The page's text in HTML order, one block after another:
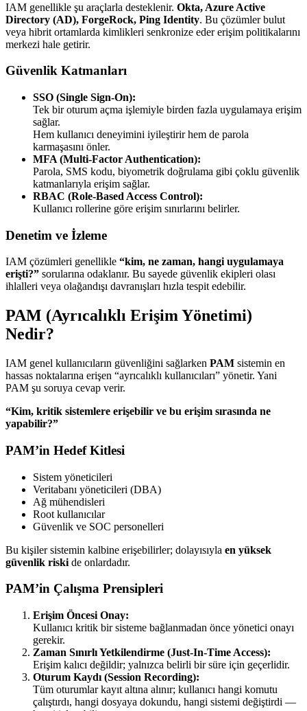
IAM genellikle şu araçlarla desteklenir. Okta, Azure Active
Directory (AD), ForgeRock, Ping Identity. Bu çözümler bulut
veya hibrit ortamlarda kimlikleri senkronize eder erişim politikalarını
merkezi hale getirir.
Güvenlik Katmanları
SSO (Single Sign-On):
Tek bir oturum açma işlemiyle birden fazla uygulamaya erişim
sağlar.
Hem kullanıcı deneyimini iyileştirir hem de parola
karmaşasını önler.
MFA (Multi-Factor Authentication):
Parola, SMS kodu, biyometrik doğrulama gibi çoklu güvenlik
katmanlarıyla erişim sağlar.
RBAC (Role-Based Access Control):
Kullanıcı rollerine göre erişim sınırlarını belirler.
Denetim ve İzleme
IAM çözümleri genellikle “kim, ne zaman, hangi uygulamaya
erişti?” sorularına odaklanır. Bu sayede güvenlik ekipleri olası
ihlalleri veya olağandışı davranışları hızla tespit edebilir.
PAM (Ayrıcalıklı Erişim Yönetimi)
Nedir?
IAM genel kullanıcıların güvenliğini sağlarken PAM sistemin en
hassas noktalarına erişen “ayrıcalıklı kullanıcıları” yönetir. Yani
PAM şu soruya cevap verir.
“Kim, kritik sistemlere erişebilir ve bu erişim sırasında ne
yapabilir?”
PAM’in Hedef Kitlesi
Sistem yöneticileri
Veritabanı yöneticileri (DBA)
Ağ mühendisleri
Root kullanıcılar
Güvenlik ve SOC personelleri
Bu kişiler sistemin kalbine erişebilirler; dolayısıyla en yüksek
güvenlik riski de onlardadır.
PAM’in Çalışma Prensipleri
Erişim Öncesi Onay:
Kullanıcı kritik bir sisteme bağlanmadan önce yönetici onayı
gerekir.
Zaman Sınırlı Yetkilendirme (Just-In-Time Access):
Erişim kalıcı değildir; yalnızca belirli bir süre için geçerlidir.
Oturum Kaydı (Session Recording):
Tüm oturumlar kayıt altına alınır; kullanıcı hangi komutu
çalıştırdı, hangi dosyaya dokundu, hangi sistemi değiştirdi —